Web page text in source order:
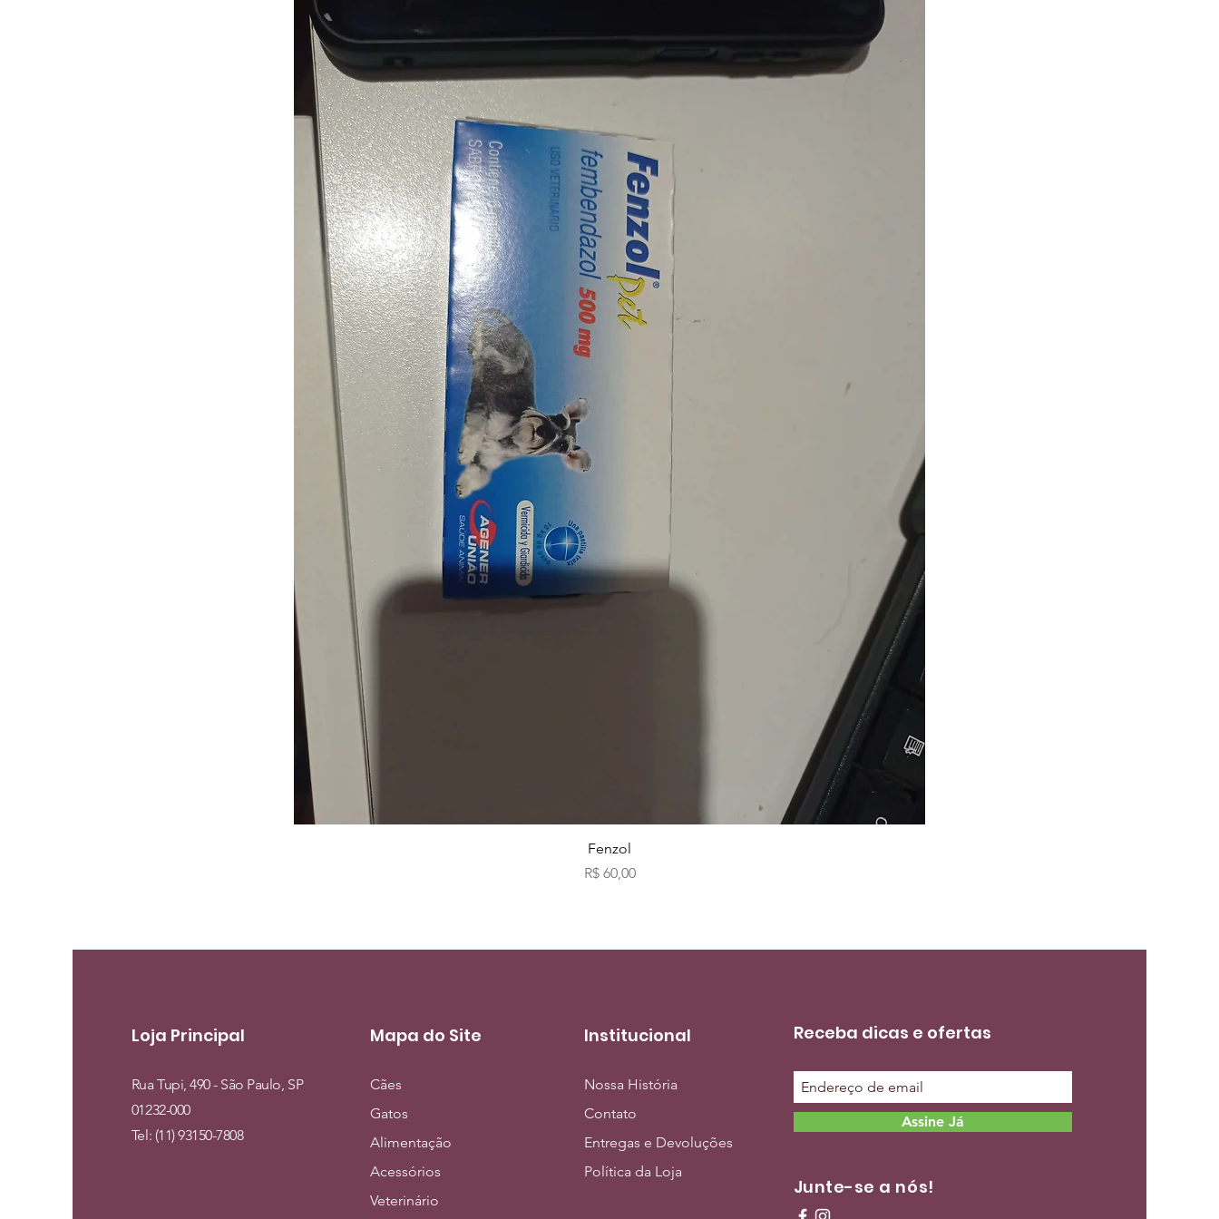
Visualização rápida
Fenzol
Preço
R$ 60,00
Loja Principal
Rua Tupi, 490 - São Paulo, SP
01232-000
Tel: (11) 93150-7808
Mapa do Site
Cães
Gatos
Alimentação
Acessórios
Veterinário
Institucional
Nossa História
Contato
Entregas e Devoluções
Política da Loja
Receba dicas e ofertas
Assine Já
Junte-se a nós!